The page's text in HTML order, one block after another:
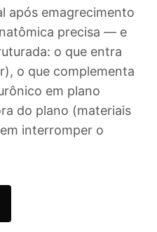
após emagrecimento
precisa — e
o que entra
o que complementa
em plano
do plano (materiais
interromper o